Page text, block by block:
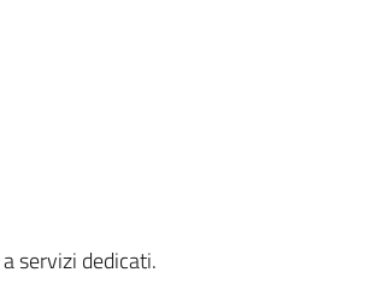
servizi dedicati.